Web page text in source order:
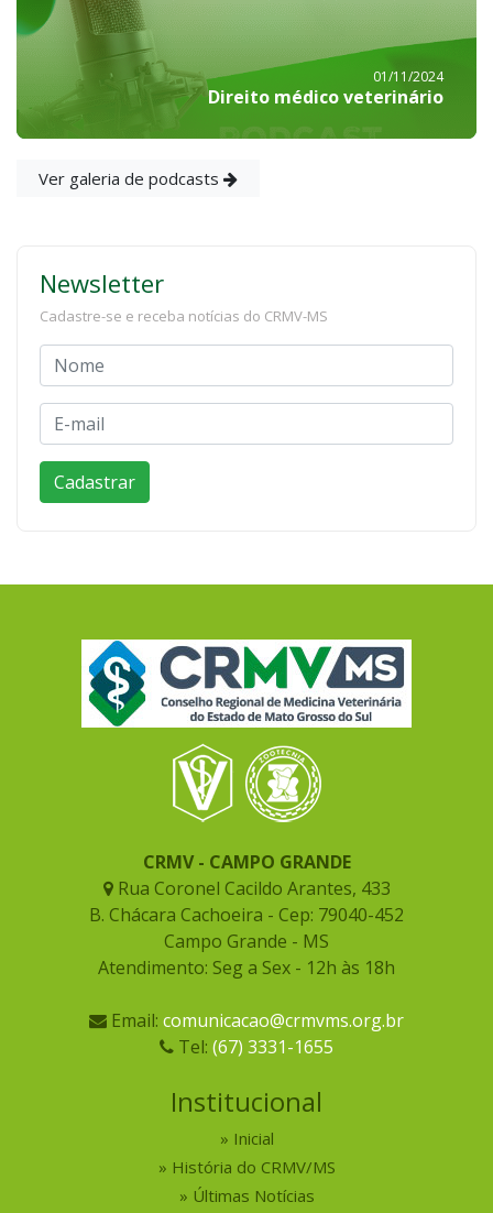
01/11/2024
Direito médico veterinário
Ver galeria de podcasts
Newsletter
Cadastre-se e receba notícias do CRMV-MS
CRMV - CAMPO GRANDE
Rua Coronel Cacildo Arantes, 433
B. Chácara Cachoeira - Cep: 79040-452
Campo Grande - MS
Atendimento: Seg a Sex - 12h às 18h
Email: comunicacao@crmvms.org.br
Tel: (67) 3331-1655
Institucional
Inicial
História do CRMV/MS
Últimas Notícias